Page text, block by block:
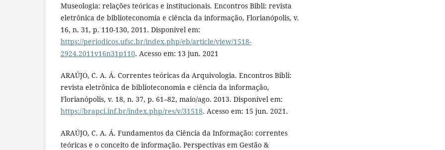
Museologia: relações teóricas e institucionais. Encontros Bibli: revista
eletrônica de biblioteconomia e ciência da informação, Florianópolis, v.
16, n. 31, p. 110-130, 2011. Disponível em:
https://periodicos.ufsc.br/index.php/eb/article/view/1518-
2924.2011v16n31p110. Acesso em: 13 jun. 2021
ARAÚJO, C. A. Á. Correntes teóricas da Arquivologia. Encontros Bibli:
revista eletrônica de biblioteconomia e ciência da informação,
Florianópolis, v. 18, n. 37, p. 61–82, maio/ago. 2013. Disponível em:
https://brapci.inf.br/index.php/res/v/31518. Acesso em: 15 jun. 2021.
ARAÚJO, C. A. Á. Fundamentos da Ciência da Informação: correntes
teóricas e o conceito de informação. Perspectivas em Gestão &